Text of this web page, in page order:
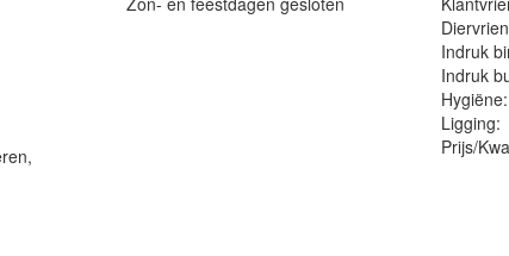
Indruk
Indruk
Hygiëne‎:
Ligging:
Prijs/